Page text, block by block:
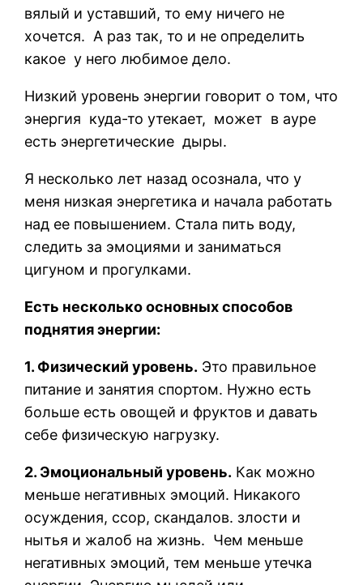
вялый и уставший, то ему ничего не
хочется. А раз так, то и не определить
какое у него любимое дело.
Низкий уровень энергии говорит о том, что
энергия куда-то утекает, может в ауре
есть энергетические дыры.
Я несколько лет назад осознала, что у
меня низкая энергетика и начала работать
над ее повышением. Стала пить воду,
следить за эмоциями и заниматься
цигуном и прогулками.
Есть несколько основных способов
поднятия энергии:
1. Физический уровень. Это правильное
питание и занятия спортом. Нужно есть
больше есть овощей и фруктов и давать
себе физическую нагрузку.
2. Эмоциональный уровень. Как можно
меньше негативных эмоций. Никакого
осуждения, ссор, скандалов. злости и
нытья и жалоб на жизнь. Чем меньше
негативных эмоций, тем меньше утечка